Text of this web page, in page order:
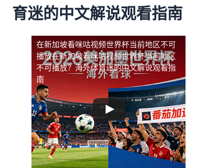
育迷的中文解说观看指南
在新加坡看咪咕视频世界杯当前地区不可
播放在新加坡看咪咕视频世界杯当前地区
不可播放？海外体育迷的中文解说观看指
南